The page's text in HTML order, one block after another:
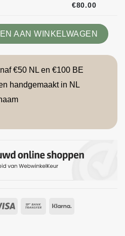
€80.00
AAN WINKELWAGEN
€50 NL en €100 BE
handgemaakt in NL